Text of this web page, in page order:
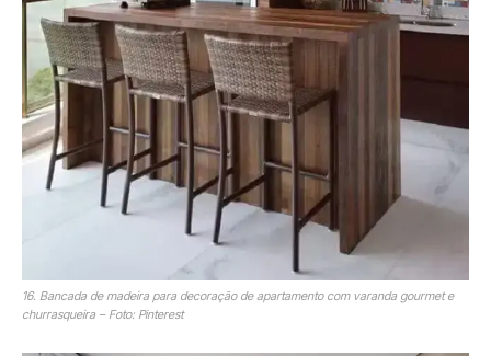
16. Bancada de madeira para decoração de apartamento com varanda gourmet e
churrasqueira – Foto: Pinterest